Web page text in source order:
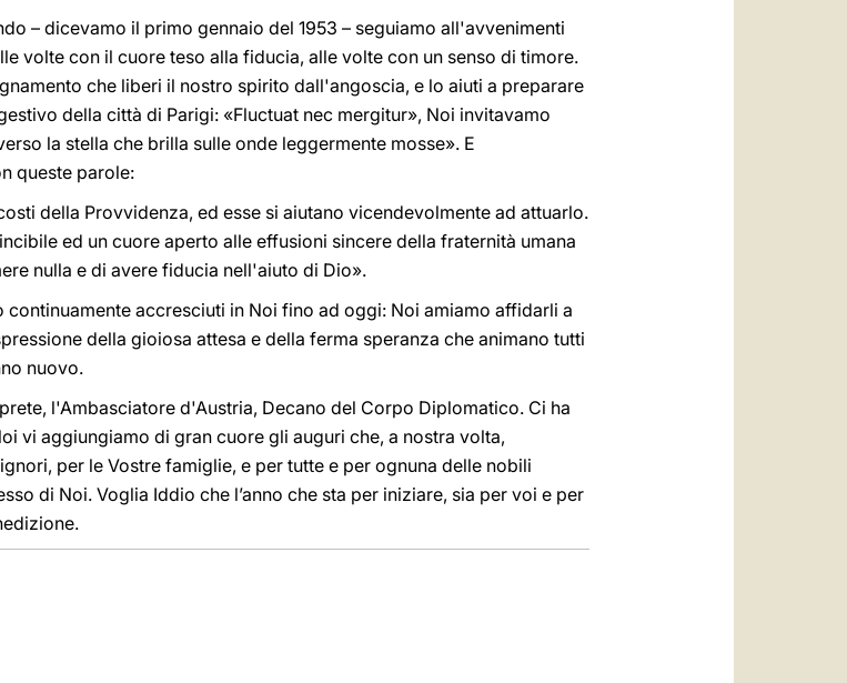
– dicevamo il primo gennaio del 1953 – seguiamo all'avvenimenti
volte con il cuore teso alla fiducia, alle volte con un senso di timore.
che liberi il nostro spirito dall'angoscia, e lo aiuti a preparare
della città di Parigi: «Fluctuat nec mergitur», Noi invitavamo
la stella che brilla sulle onde leggermente mosse». E
queste parole:
della Provvidenza, ed esse si aiutano vicendevolmente ad attuarlo.
ed un cuore aperto alle effusioni sincere della fraternità umana
nulla e di avere fiducia nell'aiuto di Dio».
accresciuti in Noi fino ad oggi: Noi amiamo affidarli a
della gioiosa attesa e della ferma speranza che animano tutti
nuovo.
l'Ambasciatore d'Austria, Decano del Corpo Diplomatico. Ci ha
vi aggiungiamo di gran cuore gli auguri che, a nostra volta,
per le Vostre famiglie, e per tutte e per ognuna delle nobili
di Noi. Voglia Iddio che l’anno che sta per iniziare, sia per voi e per